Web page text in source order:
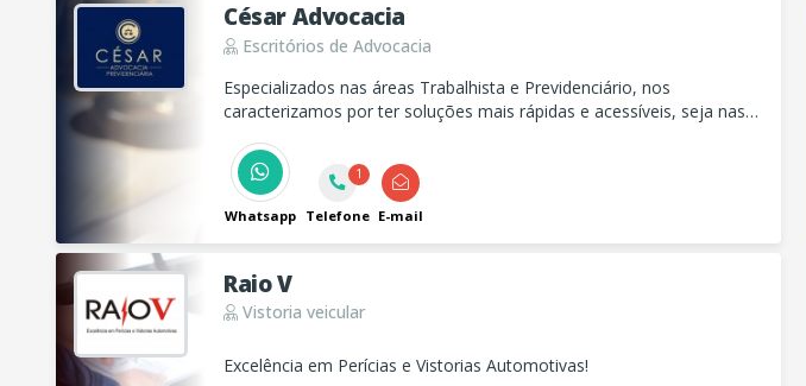
César Advocacia
Escritórios de Advocacia
Especializados nas áreas Trabalhista e Previdenciário, nos
caracterizamos por ter soluções mais rápidas e acessíveis, seja nas
Whatsapp
1
Telefone E-mail
Raio V
Vistoria veicular
Excelência em Perícias e Vistorias Automotivas!